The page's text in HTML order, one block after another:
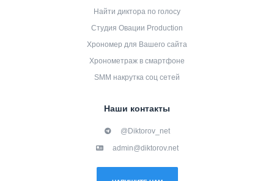
Найти диктора по голосу
Студия Овации Production
Хрономер для Вашего сайта
Хронометраж в смартфоне
SMM накрутка соц сетей
Наши контакты
@Diktorov_net
admin@diktorov.net